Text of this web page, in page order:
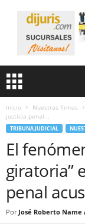
Inicio Nuestras firmas
justicia penal...
TRIBUNA JUDICIAL
El
giratoria”
penal
Por José Roberto Name